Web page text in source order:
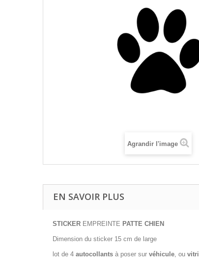
Agrandir l'image
EN SAVOIR PLUS
STICKER EMPREINTE PATTE CHIEN
Dimension du sticker 15 cm de large
lot de 4 autocollants à poser sur véhicule, ou